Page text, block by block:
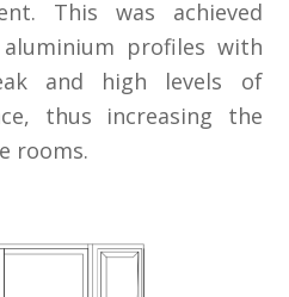
This was achieved
profiles with
and high levels of
thus increasing the
rooms.